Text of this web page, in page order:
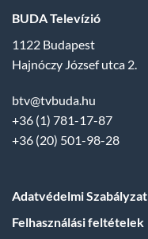
BUDA Televízió
1122 Budapest
Hajnóczy József utca 2.
btv@tvbuda.hu
+36 (1) 781-17-87
+36 (20) 501-98-28
Adatvédelmi Szabályzat
Felhasználási feltételek